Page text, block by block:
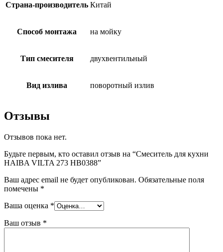
Страна-производитель Китай
Способ монтажа на мойку
Тип смесителя двухвентильный
Вид излива поворотный излив
Отзывы
Отзывов пока нет.
Будьте первым, кто оставил отзыв на “Смеситель для кухни
HAIBA VILTA 273 HB0388”
Ваш адрес email не будет опубликован. Обязательные поля
помечены *
Ваша оценка *
Ваш отзыв *